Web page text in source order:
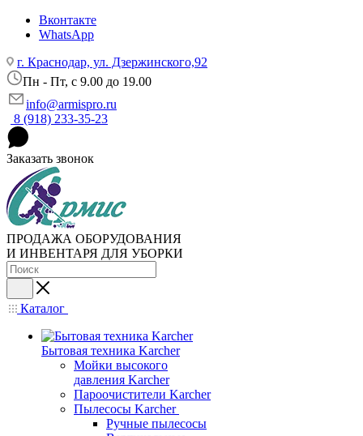
Вконтакте
WhatsApp
г. Краснодар, ул. Дзержинского,92
Пн - Пт, c 9.00 до 19.00
info@armispro.ru
8 (918) 233-35-23
Заказать звонок
ПРОДАЖА ОБОРУДОВАНИЯ
И ИНВЕНТАРЯ ДЛЯ УБОРКИ
Каталог
Бытовая техника Karcher
Мойки высокого
давления Karcher
Пароочистители Karcher
Пылесосы Karcher
Ручные пылесосы